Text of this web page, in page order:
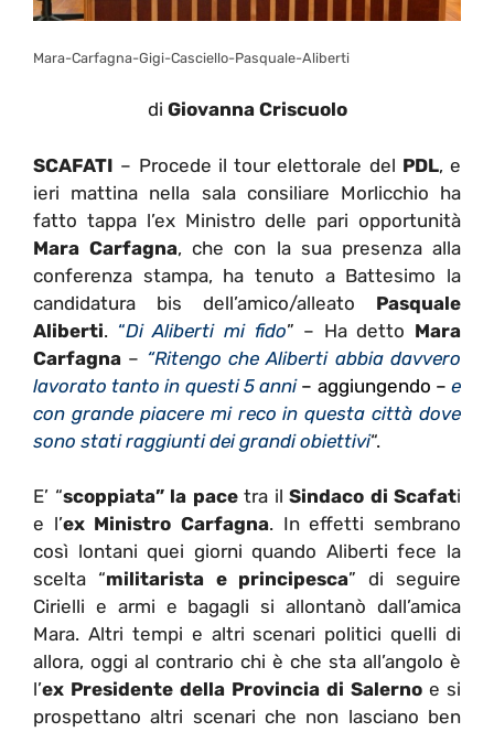
Mara-Carfagna-Gigi-Casciello-Pasquale-Aliberti
di Giovanna Criscuolo
SCAFATI – Procede il tour elettorale del PDL, e
ieri mattina nella sala consiliare Morlicchio ha
fatto tappa l’ex Ministro delle pari opportunità
Mara Carfagna, che con la sua presenza alla
conferenza stampa, ha tenuto a Battesimo la
candidatura bis dell’amico/alleato Pasquale
Aliberti. “Di Aliberti mi fido” – Ha detto Mara
Carfagna – “Ritengo che Aliberti abbia davvero
lavorato tanto in questi 5 anni – aggiungendo – e
con grande piacere mi reco in questa città dove
sono stati raggiunti dei grandi obiettivi“.
E’ “scoppiata” la pacetra il Sindaco di Scafati
e l’ex Ministro Carfagna. In effetti sembrano
così lontani quei giorni quando Aliberti fece la
scelta “militarista e principesca” di seguire
Cirielli e armi e bagagli si allontanò dall’amica
Mara. Altri tempi e altri scenari politici quelli di
allora, oggi al contrario chi è che sta all’angolo è
l’ex Presidente della Provincia di Salerno e si
prospettano altri scenari che non lasciano ben